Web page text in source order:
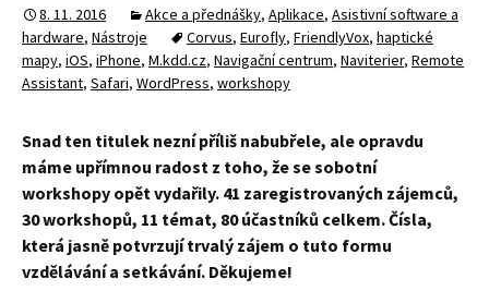
8. 11. 2016 Akce a přednášky, Aplikace, Asistivní software a
hardware, Nástroje Corvus, Eurofly, FriendlyVox, haptické
mapy, iOS, iPhone, M.kdd.cz, Navigační centrum, Naviterier, Remote
Assistant, Safari, WordPress, workshopy
Snad ten titulek nezní příliš nabubřele, ale opravdu
máme upřímnou radost z toho, že se sobotní
workshopy opět vydařily. 41 zaregistrovaných zájemců,
30 workshopů, 11 témat, 80 účastníků celkem. Čísla,
která jasně potvrzují trvalý zájem o tuto formu
vzdělávání a setkávání. Děkujeme!